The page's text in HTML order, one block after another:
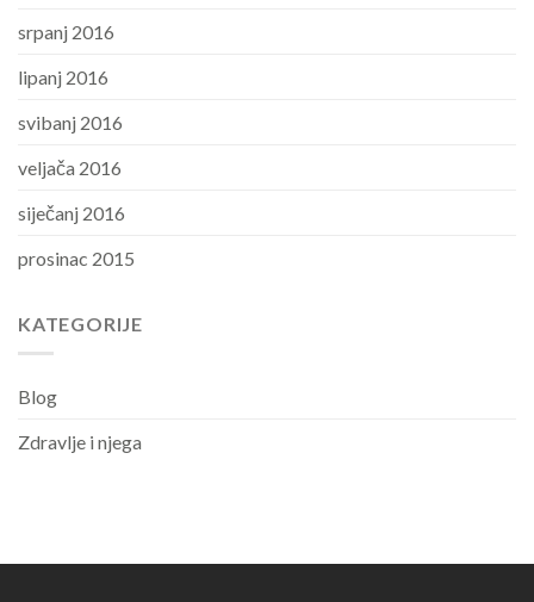
srpanj 2016
lipanj 2016
svibanj 2016
veljača 2016
siječanj 2016
prosinac 2015
KATEGORIJE
Blog
Zdravlje i njega